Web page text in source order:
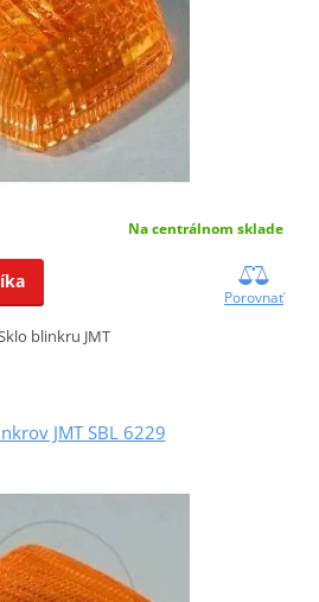
Na centrálnom sklade
Porovnať
blinkru JMT
JMT SBL 6229